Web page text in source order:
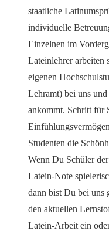
staatliche
individuelle
Einzelnen im
Lateinlehrer arbeiten
eigenen
Lehramt) bei uns
ankommt. Schritt für
Studenten die
Wenn Du Schüler
Latein-Note
dann bist Du bei uns
den aktuellen
Latein-Arbeit ein